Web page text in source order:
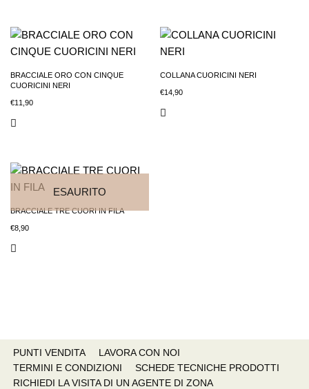
BRACCIALE ORO CON CINQUE
CUORICINI NERI
€11,90
COLLANA CUORICINI NERI
€14,90
ESAURITO
BRACCIALE TRE CUORI IN FILA
€8,90
PUNTI VENDITA
LAVORA CON NOI
TERMINI E CONDIZIONI
SCHEDE TECNICHE PRODOTTI
RICHIEDI LA VISITA DI UN AGENTE DI ZONA